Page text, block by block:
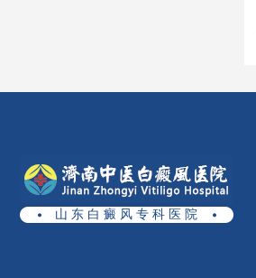
山 东 白 癜 风 专 科 医 院